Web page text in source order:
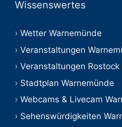
Wissenswertes
Wetter Warnemünde
Veranstaltungen
Veranstaltungen Rostock
Stadtplan Warnemünde
Webcams & Livecam
Sehenswürdigkeiten